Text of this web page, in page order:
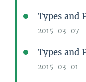
Types and
2015-03-07
Types and
2015-03-01